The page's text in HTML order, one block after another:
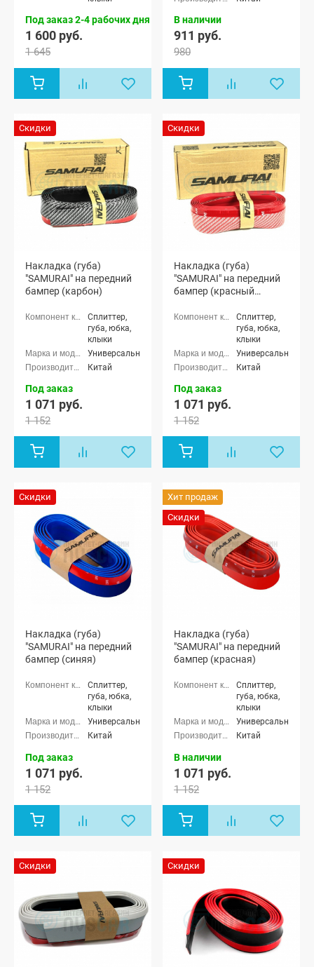
Под заказ 2-4 рабочих дня
1 600 руб.
1 645
В наличии
911 руб.
980
Скидки
Накладка (губа)
"SAMURAI" на передний
бампер (карбон)
Сплиттер,
губа, юбка,
клыки
Универсальные
Китай
Под заказ
1 071 руб.
1 152
Скидки
Накладка (губа)
"SAMURAI" на передний
бампер (красный
Сплиттер,
губа, юбка,
клыки
Универсальные
Китай
Под заказ
1 071 руб.
1 152
Скидки
Накладка (губа)
"SAMURAI" на передний
бампер (синяя)
Сплиттер,
губа, юбка,
клыки
Универсальные
Китай
Под заказ
1 071 руб.
1 152
Хит продаж
Скидки
Накладка (губа)
"SAMURAI" на передний
бампер (красная)
Сплиттер,
губа, юбка,
клыки
Универсальные
Китай
В наличии
1 071 руб.
1 152
Скидки Скидки